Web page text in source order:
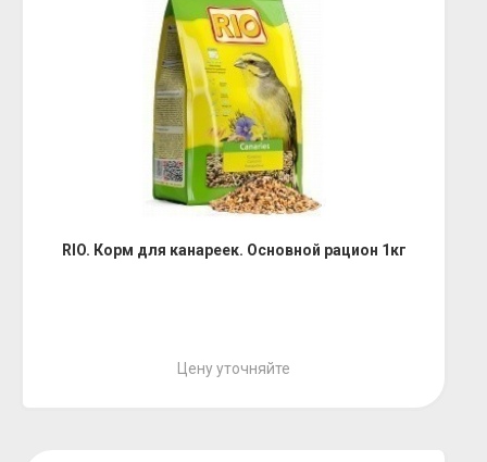
RIO. Корм для канареек. Основной рацион 1кг
Цену уточняйте